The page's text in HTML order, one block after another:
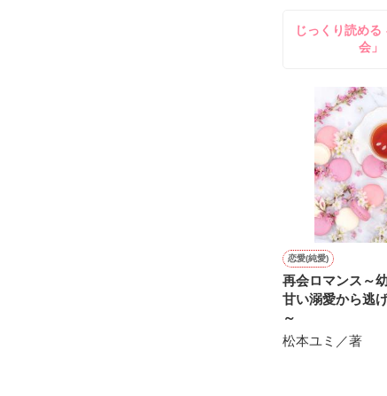
無知を振りか
もがいたふり
知っていく度
じっくり読め
会」
恋愛(純愛)
再会ロマンス～
甘い溺愛から逃
～
松本ユミ／著